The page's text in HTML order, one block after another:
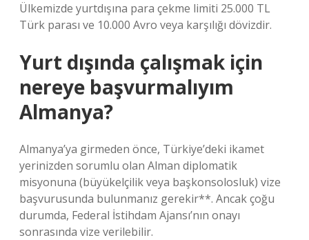
Ülkemizde yurtdışına para çekme limiti 25.000 TL
Türk parası ve 10.000 Avro veya karşılığı dövizdir.
Yurt dışında çalışmak için
nereye başvurmalıyım
Almanya?
Almanya’ya girmeden önce, Türkiye’deki ikamet
yerinizden sorumlu olan Alman diplomatik
misyonuna (büyükelçilik veya başkonsolosluk) vize
başvurusunda bulunmanız gerekir**. Ancak çoğu
durumda, Federal İstihdam Ajansı’nın onayı
sonrasında vize verilebilir.